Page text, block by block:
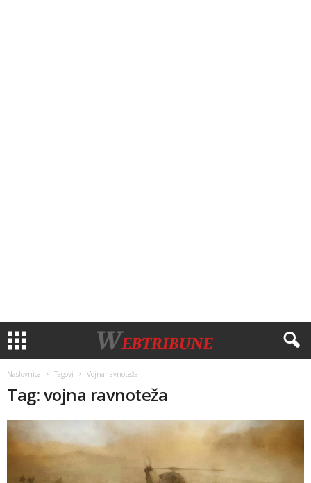
Naslovnica Tagovi Vojna ravnoteža
Tag: vojna ravnoteža